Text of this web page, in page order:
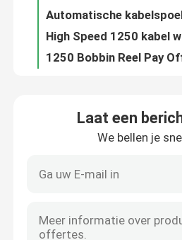
Fabriekstocht
Kwaliteitscontrole
Vraag een offerte
Draadtrekkers
Laat een
We bellen je